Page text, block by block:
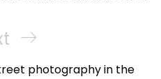
photography in the